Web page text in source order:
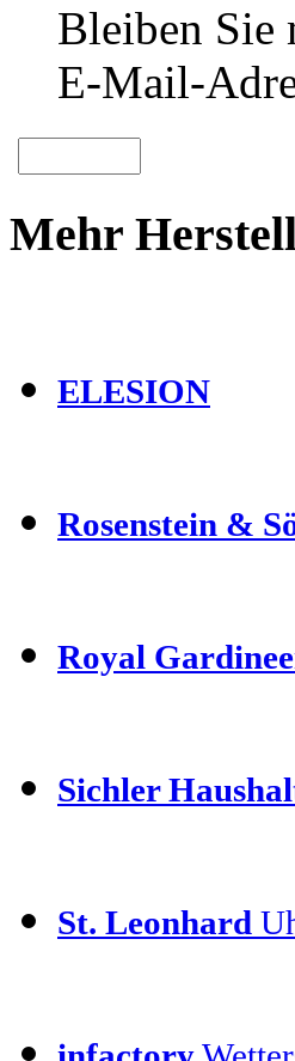
Bleiben Sie
E-Mail-
Mehr
ELESION
Rosenstein &
Royal
Sichler
St. Leonhard